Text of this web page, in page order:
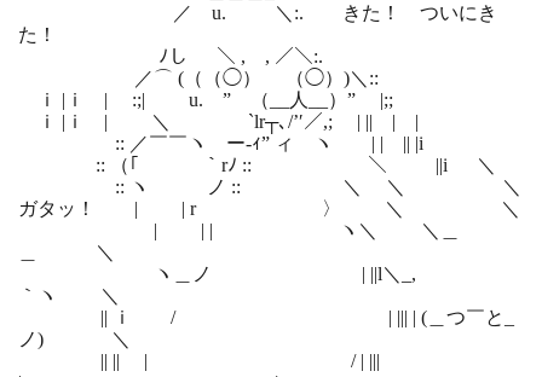
／ u. ＼:. きた！ ついにき
た！
ﾉし ＼ , , ／＼:.
／⌒ (（（◯） （◯）)＼::
ｉ |ｉ | :;| u. ” （__人__）” |;;
ｉ |ｉ | ＼ `lr┬､/’′／,; | || | |
:: ／￣￣ヽ ー‐ｨ” ィ ヽ | | || |i
:: （｢ ｀rﾉ :: ＼ ||i ＼
:: ヽ ノ :: ＼ ＼ ＼
ガタッ！ | | r 〉 ＼ ＼
| | | ヽ＼ ＼＿
＿ ＼
ヽ＿ノ | ||l＼_,
｀ヽ ＼
|| ｉ / | ||| | (＿つ￣と_
ノ) ＼
|| || | / | |||